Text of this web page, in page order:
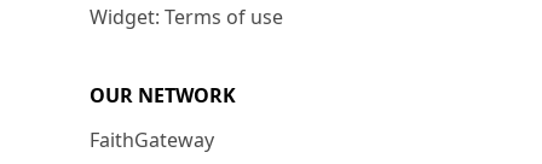
Widget: Terms of use
OUR NETWORK
FaithGateway